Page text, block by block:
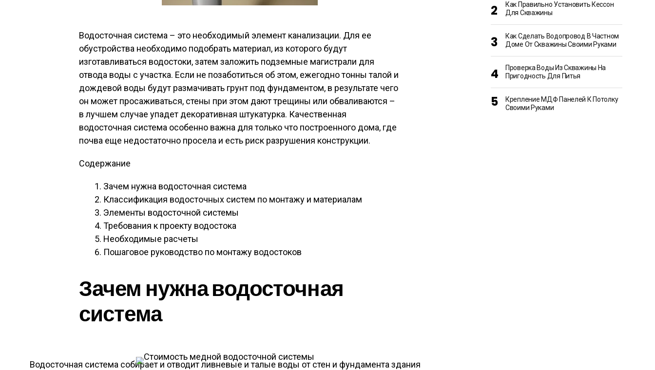
Водосточная система – это необходимый элемент канализации. Для ее
обустройства необходимо подобрать материал, из которого будут
изготавливаться водостоки, затем заложить подземные магистрали для
отвода воды с участка. Если не позаботиться об этом, ежегодно тонны талой и
дождевой воды будут размачивать грунт под фундаментом, в результате чего
он может просаживаться, стены при этом дают трещины или обваливаются –
в лучшем случае упадет декоративная штукатурка. Качественная
водосточная система особенно важна для только что построенного дома, где
почва еще недостаточно просела и есть риск разрушения конструкции.
Содержание
Зачем нужна водосточная система
Классификация водосточных систем по монтажу и материалам
Элементы водосточной системы
Требования к проекту водостока
Необходимые расчеты
Пошаговое руководство по монтажу водостоков
Зачем нужна водосточная
система
Водосточная система собирает и отводит ливневые и талые воды от стен и фундамента здания
Как Правильно Установить Кессон
Для Скважины
Как Сделать Водопровод В Частном
Доме От Скважины Своими Руками
Проверка Воды Из Скважины На
Пригодность Для Питья
Крепление МДФ Панелей К Потолку
Своими Руками